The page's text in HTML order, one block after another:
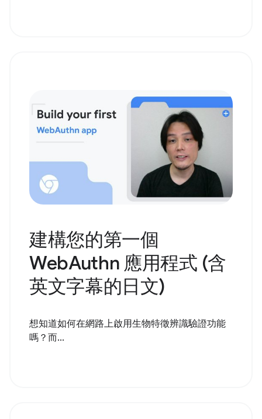
建構您的第一個
WebAuthn 應用程式 (含
英文字幕的日文)
想知道如何在網路上啟用生物特徵辨識驗證功能
嗎？而...